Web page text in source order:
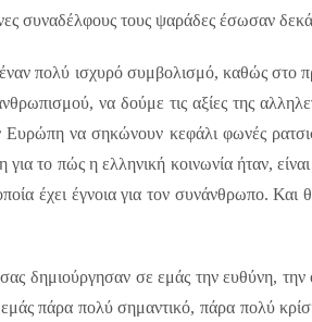
συναδέλφους τους ψαράδες έσωσαν
έναν πολύ ισχυρό συμβολισμό, καθώς
να δούμε τις αξίες της
να σηκώνουν κεφάλι φωνές
το πώς η ελληνική κοινωνία ήταν,
έχει έγνοια για τον συνάνθρωπο.
δημιούργησαν σε εμάς την ευθύνη,
εμάς πάρα πολύ σημαντικό, πάρα πολύ